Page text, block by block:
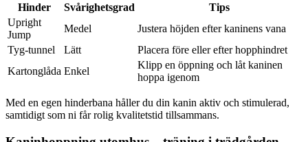
Hinder Svårighetsgrad
Tips
Upright
Jump
Medel
Justera höjden efter kaninens vana
Tyg-tunnel
Lätt
Placera före eller efter hopphindret
Kartonglåda Enkel
Klipp en öppning och låt kaninen
hoppa igenom
Med en egen hinderbana håller du din kanin aktiv och stimulerad,
samtidigt som ni får rolig kvalitetstid tillsammans.